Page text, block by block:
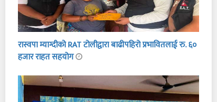
रास्वपा म्याग्दीको RAT टोलीद्वारा बाढीपहिरो प्रभावितलाई रु. ६०
हजार राहत सहयोग